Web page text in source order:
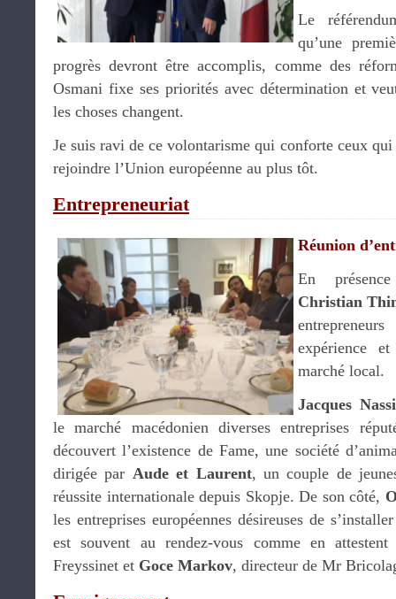
Le
qu’une
progrès devront être accomplis, comme des
Osmani fixe ses priorités avec détermination et
les choses changent.
Je suis ravi de ce volontarisme qui conforte ceux
rejoindre l’Union européenne au plus tôt.
Entrepreneuriat
Réunion
En
Christian
expérience
marché local.
Jacques
le marché macédonien diverses entreprises
découvert l’existence de Fame, une société
dirigée par Aude et Laurent, un couple de
réussite internationale depuis Skopje. De son côté,
les entreprises européennes désireuses de
est souvent au rendez-vous comme en
Freyssinet et Goce Markov, directeur de Mr